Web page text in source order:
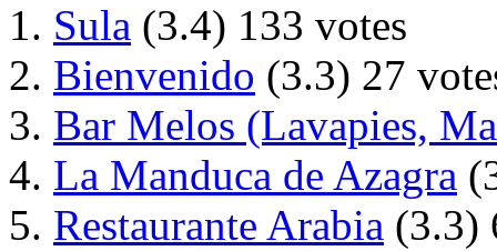
Sula (3.4) 133 votes
Bienvenido (3.3) 27
Bar Melos (Lavapies,
La Manduca de Azagra
Restaurante Arabia (3.3)